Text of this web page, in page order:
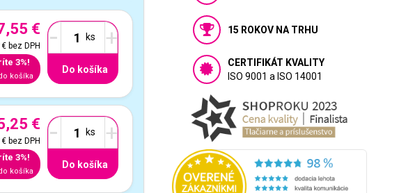
€
bez DPH
3%!
košíka
- +
Do košíka
€
bez DPH
3%!
košíka
- +
Do košíka
15 ROKOV NA TRHU
CERTIFIKÁT KVALITY
ISO 9001 a ISO 14001